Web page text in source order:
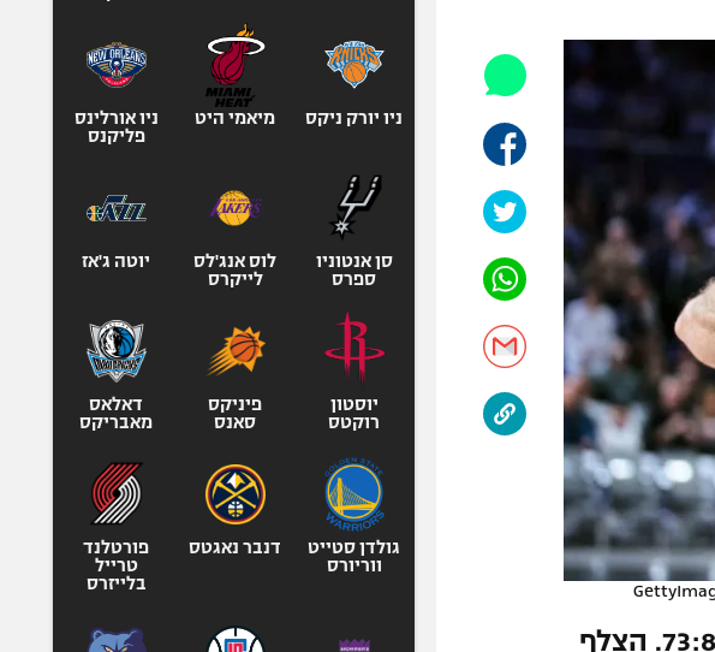
אופניים
ספורט מוטורי
כדורמים
בייסבול MLB
ספורט אתגרי
אומנויות לחימה
אלופת אירופה פגשה לראשונה את האקס וגברה על באיירן 73:88. הצלף
ניו יורק ניקס מיאמי היט
ניו אורלינס
פליקנס
סן אנטוניו
ספרס
לוס אנג'לס
לייקרס
יוטה ג'אז
יוסטון
רוקטס
פיניקס
סאנס
דאלאס
מאבריקס
גולדן סטייט
ווריורס
דנבר נאגטס
פורטלנד
טרייל
בלייזרס